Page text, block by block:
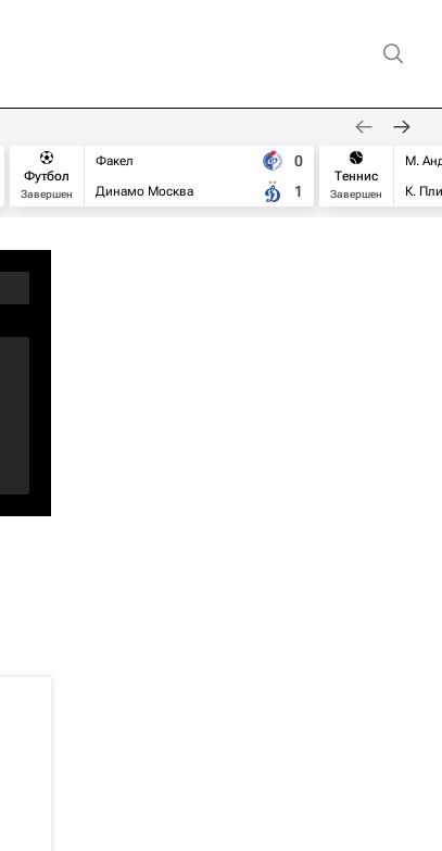
Футбол
Завершен
Факел
Динамо Москва
0
1
Теннис
Завершен
М.
К.